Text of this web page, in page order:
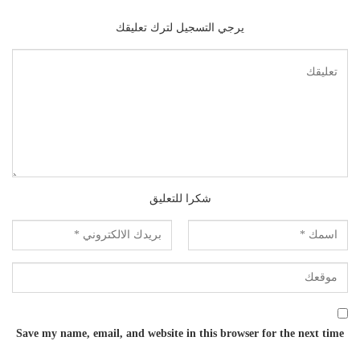
يرجي التسجيل لترك تعليقك
شكرا للتعليق
Save my name, email, and website in this browser for the next time